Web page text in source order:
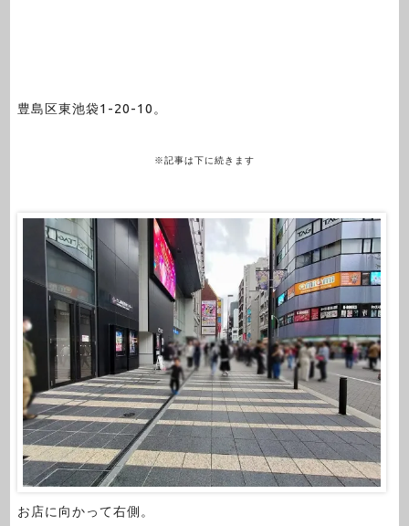
豊島区東池袋1-20-10。
※記事は下に続きます
お店に向かって右側。